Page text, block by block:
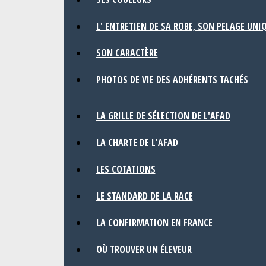
L' ENTRETIEN DE SA ROBE, SON PELAGE
SON CARACTÈRE
PHOTOS DE VIE DES ADHÉRENTS TACHÉS
LA GRILLE DE SÉLECTION DE L'AFAD
LA CHARTE DE L'AFAD
LES COTATIONS
LE STANDARD DE LA RACE
LA CONFIRMATION EN FRANCE
OÙ TROUVER UN ÉLEVEUR